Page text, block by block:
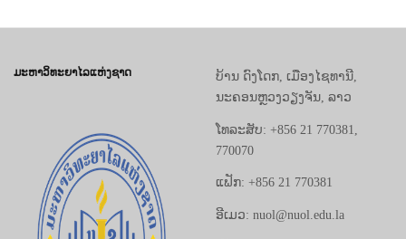
ມະຫາວິທະຍາໄລແຫ່ງຊາດ
ບ້ານ ດົງໂດກ, ເມືອງໄຊທານີ,
ນະຄອນຫຼວງວຽງຈັນ, ລາວ
ໂທລະສັບ: +856 21 770381,
770070
ແຟັກ: +856 21 770381
ອີເມວ: nuol@nuol.edu.la